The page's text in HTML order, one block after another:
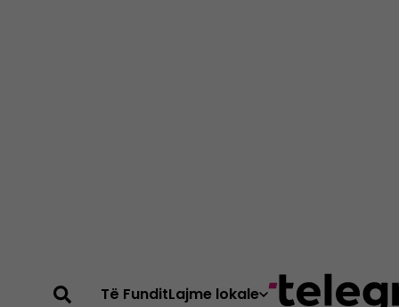
Të FunditLajme lokale